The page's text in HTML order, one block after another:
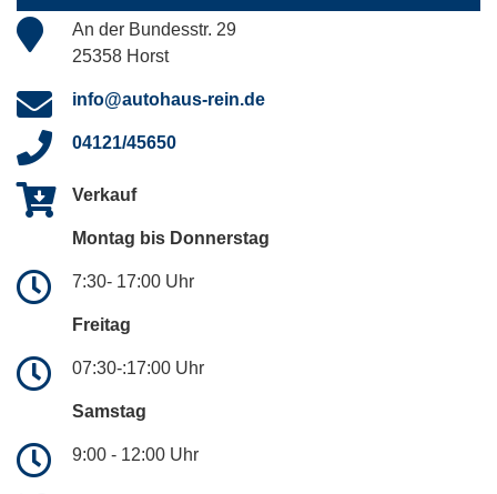
An der Bundesstr. 29
25358 Horst
info@autohaus-rein.de
04121/45650
Verkauf
Montag bis Donnerstag
7:30- 17:00 Uhr
Freitag
07:30-:17:00 Uhr
Samstag
9:00 - 12:00 Uhr